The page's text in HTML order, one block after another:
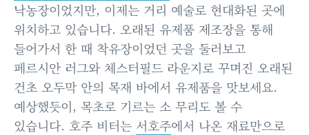
낙농장이었지만, 이제는 거리 예술로 현대화된 곳에
위치하고 있습니다. 오래된 유제품 제조장을 통해
들어가서 한 때 착유장이었던 곳을 둘러보고
페르시안 러그와 체스터필드 라운지로 꾸며진 오래된
건초 오두막 안의 목재 바에서 유제품을 맛보세요.
예상했듯이, 목초로 기르는 소 무리도 볼 수
있습니다. 호주 비터는 서호주에서 나온 재료만으로